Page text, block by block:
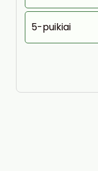
5-puikiai